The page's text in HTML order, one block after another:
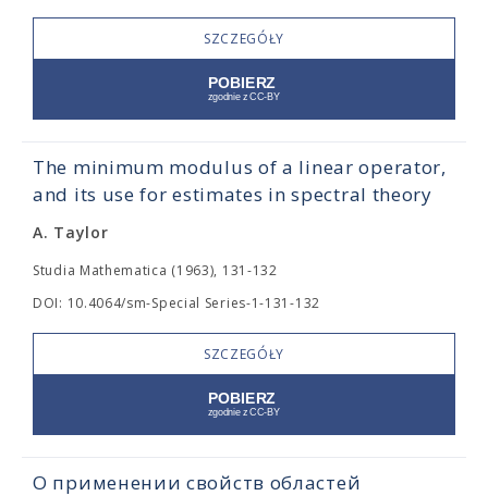
SZCZEGÓŁY
The minimum modulus of a linear operator,
and its use for estimates in spectral theory
A. Taylor
Studia Mathematica (1963), 131-132
DOI: 10.4064/sm-Special Series-1-131-132
SZCZEGÓŁY
О применении свойств областей